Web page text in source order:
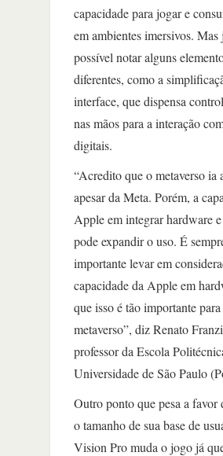
capacidade para jogar e
em ambientes imersivos. Mas
possível notar alguns
diferentes, como a
interface, que dispensa
nas mãos para a interação
digitais.
“Acredito que o metaverso ia
apesar da Meta. Porém, a
Apple em integrar hardware
pode expandir o uso. É
importante levar em
capacidade da Apple em
que isso é tão importante
metaverso”, diz Renato
professor da Escola
Universidade de São Paulo
Outro ponto que pesa a favor
o tamanho de sua base de
Vision Pro muda o jogo já